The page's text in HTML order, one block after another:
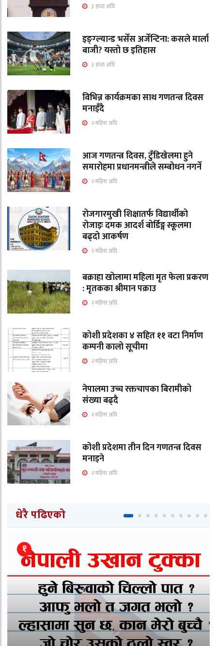
३ हप्ता अघि
इङ्ग्ल्यान्ड भर्सेस अर्जेन्टिना: कसले मार्ला
बाजी? यस्तो छ इतिहास
३ हप्ता अघि
विभिन्न कार्यक्रमका साथ गणतन्त्र दिवस
मनाइँदै
२ महिना अघि
आज गणतन्त्र दिवस, टुँडिखेलमा हुने
समारोहमा प्रधानमन्त्रीले सम्बोधन नगर्ने
२ महिना अघि
रोजगारमुखी शिक्षातर्फ विद्यार्थीको
रोजाइः दमक आदर्श बोर्डिङ्ग स्कूलमा
बढ्दो आकर्षण
२ महिना अघि
बक्राहा खोलामा महिला मृत फेला प्रकरण
: मृतकका श्रीमान पक्राउ
२ महिना अघि
कोशी प्रदेशका ४ सहित ११ वटा निर्माण
कम्पनी कालो सूचीमा
२ महिना अघि
नेपालमा उच्च रक्तचापका बिरामीको
संख्या बढ्दै
२ महिना अघि
कोशी प्रदेशमा तीन दिन गणतन्त्र दिवस
मनाइने
२ महिना अघि
धेरै पढिएको
१